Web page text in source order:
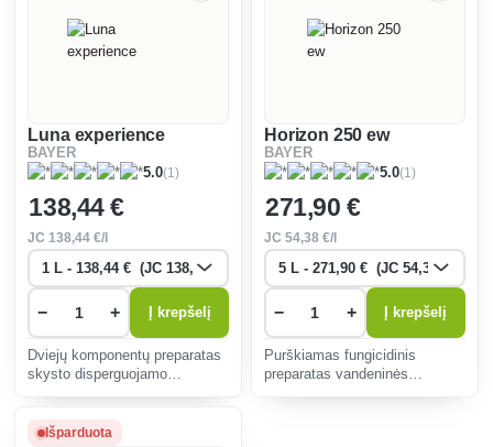
Luna experience
BAYER
5.0(1)
138,44 €
JC138,44 €/l
− + Į krepšelį
Dviejų komponentų preparatas
skysto disperguojamo
kaulavaisių branduolių ir
Horizon 250 ew
BAYER
5.0(1)
271,90 €
JC 54,38 €/l
− + Į krepšelį
Purškiamas fungicidinis
preparatas vandeninės
Išparduota